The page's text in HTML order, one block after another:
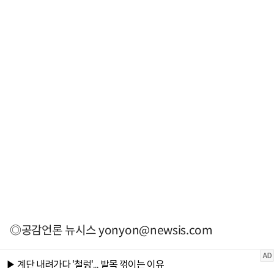
◎공감언론 뉴시스yonyon@newsis.com